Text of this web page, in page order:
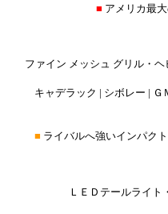
■ アメリカ最
ファイン メッシュ グリル・
キャデラック | シボレー |
■ ライバルへ強いインパク
ＬＥＤテールライト